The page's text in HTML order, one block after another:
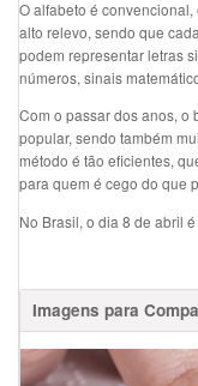
O alfabeto é
alto relevo, sendo que
podem representar letras
números, sinais
Com o passar dos anos, o
popular, sendo também
método é tão eficientes,
para quem é cego do que
No Brasil, o dia 8 de abril
Imagens para